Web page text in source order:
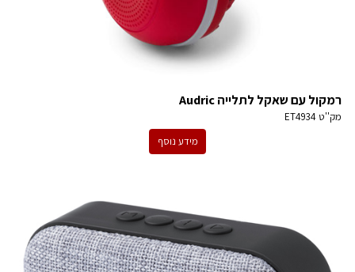
רמקול עם שאקל לתלייה Audric
מק''טET4934
מידע נוסף